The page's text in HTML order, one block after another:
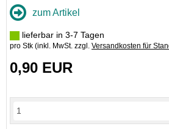
zum Artikel
lieferbar in 3-7 Tagen
pro Stk (inkl. MwSt. zzgl. Versandkosten für
0,90 EUR